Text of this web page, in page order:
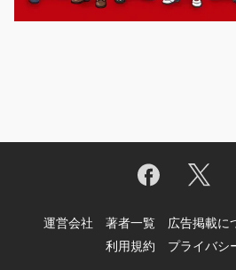
運営会社 著者一覧 広告掲載に
利用規約
プライバシ